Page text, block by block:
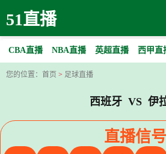
51直播
CBA直播 NBA直播 英超直播 西甲直
您的位置： 首页 > 足球直播
西班牙 VS 伊
直播信